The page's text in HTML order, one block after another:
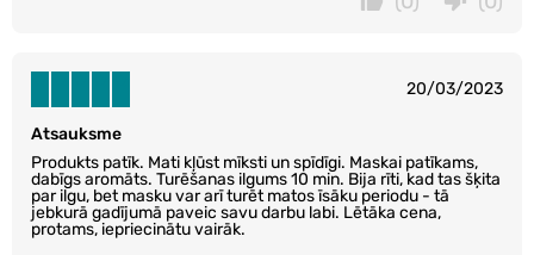
20/03/2023
Atsauksme
Produkts patīk. Mati kļūst mīksti un spīdīgi. Maskai patīkams,
dabīgs aromāts. Turēšanas ilgums 10 min. Bija rīti, kad tas šķita
par ilgu, bet masku var arī turēt matos īsāku periodu - tā
jebkurā gadījumā paveic savu darbu labi. Lētāka cena,
protams, iepriecinātu vairāk.